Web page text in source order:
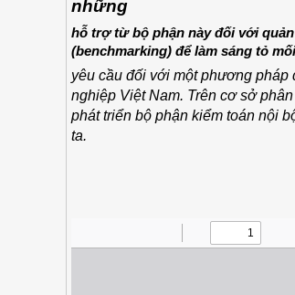
những
hỗ trợ từ bộ phận này đối với
(benchmarking) để làm sáng tỏ
yêu cầu đối với một phương pháp
nghiệp Việt Nam. Trên cơ sở
phát triển bộ phận kiểm toán nội
ta.